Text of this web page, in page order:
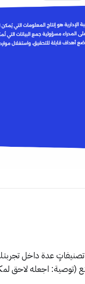
تصنيفاتٍ عدة داخل
(توصية: اجعله لاحق